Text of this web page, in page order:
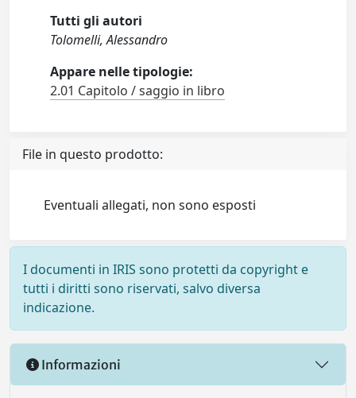
Tutti gli autori
Tolomelli, Alessandro
Appare nelle tipologie:
2.01 Capitolo / saggio in libro
File in questo prodotto:
Eventuali allegati, non sono esposti
I documenti in IRIS sono protetti da copyright e
tutti i diritti sono riservati, salvo diversa
indicazione.
Informazioni